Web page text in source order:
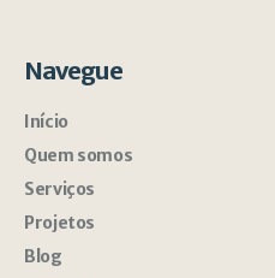
Navegue
Início
Quem somos
Serviços
Projetos
Blog